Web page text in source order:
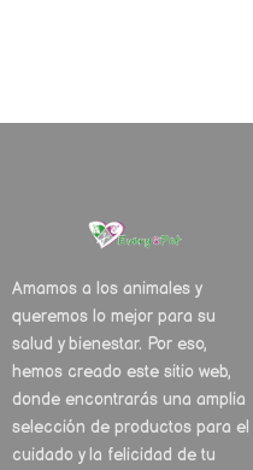
Amamos a los animales y
queremos lo mejor para su
salud y bienestar. Por eso,
hemos creado este sitio web,
donde encontrarás una amplia
selección de productos para el
cuidado y la felicidad de tu